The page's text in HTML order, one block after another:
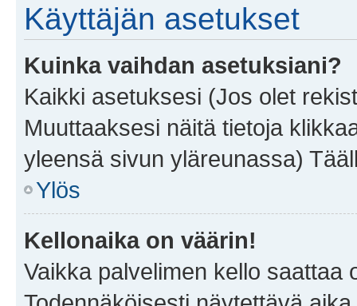
Käyttäjän asetukset
Kuinka vaihdan asetuksiani?
Kaikki asetuksesi (Jos olet
Muuttaaksesi näitä tietoja
yleensä sivun yläreunassa)
Ylös
Kellonaika on väärin!
Vaikka palvelimen kello saattaa